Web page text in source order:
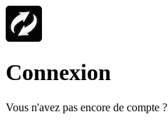
Connexion
Vous n'avez pas encore de compte ?